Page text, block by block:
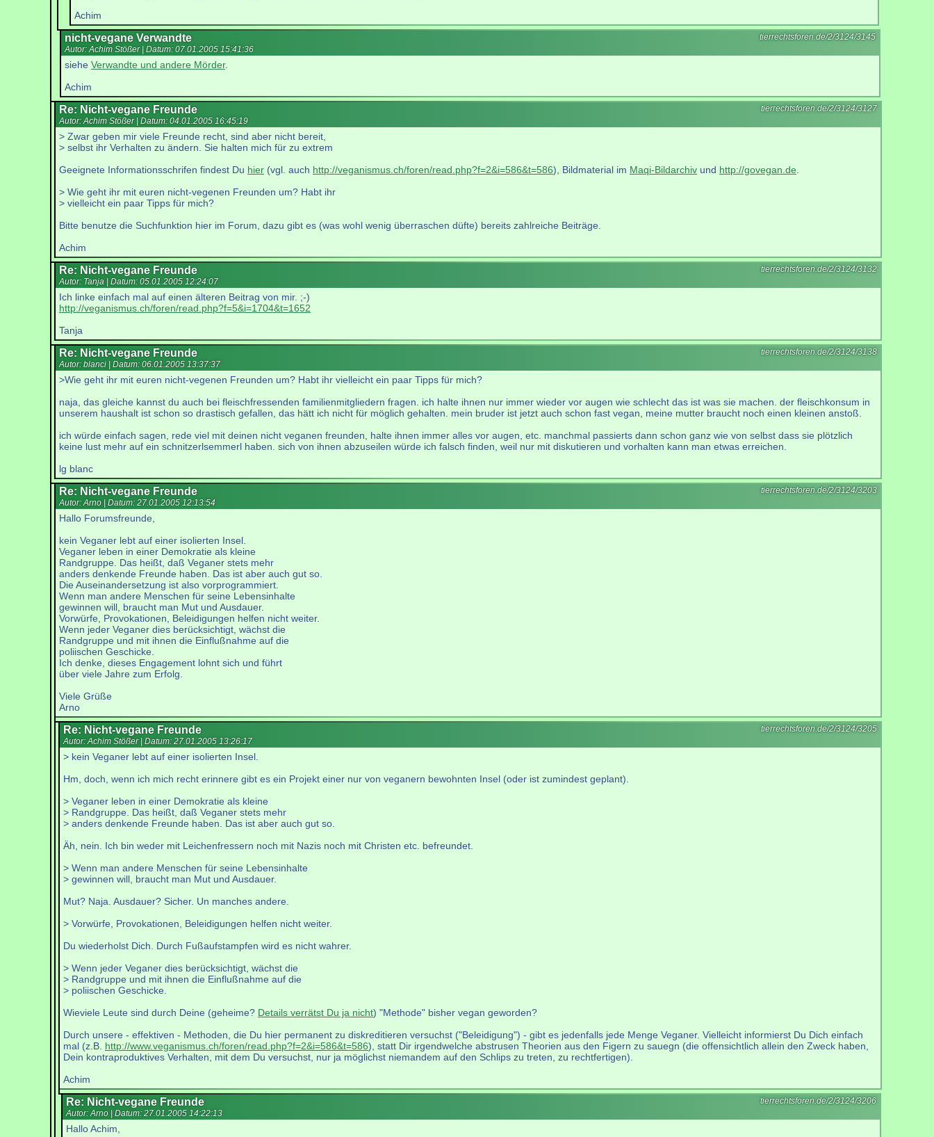
Achim
tierrechtsforen.de/2/3124/3145
nicht-vegane Verwandte
Autor: Achim Stößer | Datum: 07.01.2005 15:41:36
siehe Verwandte und andere Mörder.
Achim
tierrechtsforen.de/2/3124/3127
Re: Nicht-vegane Freunde
Autor: Achim Stößer | Datum: 04.01.2005 16:45:19
> Zwar geben mir viele Freunde recht, sind aber nicht bereit,
> selbst ihr Verhalten zu ändern. Sie halten mich für zu extrem
Geeignete Informationsschrifen findest Du hier (vgl. auch http://veganismus.ch/foren/read.php?f=2&i=586&t=586), Bildmaterial im Maqi-Bildarchiv und http://govegan.de
> Wie geht ihr mit euren nicht-vegenen Freunden um? Habt ihr
> vielleicht ein paar Tipps für mich?
Bitte benutze die Suchfunktion hier im Forum, dazu gibt es (was wohl wenig überraschen düfte) bereits zahlreiche Beiträge.
Achim
tierrechtsforen.de/2/3124/3132
Re: Nicht-vegane Freunde
Autor: Tanja | Datum: 05.01.2005 12:24:07
Ich linke einfach mal auf einen älteren Beitrag von mir. ;-)
http://veganismus.ch/foren/read.php?f=5&i=1704&t=1652
Tanja
tierrechtsforen.de/2/3124/3138
Re: Nicht-vegane Freunde
Autor: blanci | Datum: 06.01.2005 13:37:37
>Wie geht ihr mit euren nicht-vegenen Freunden um? Habt ihr vielleicht ein paar Tipps für mich?
naja, das gleiche kannst du auch bei fleischfressenden familienmitgliedern fragen. ich halte ihnen nur immer wieder vor augen wie schlecht das ist was sie machen. der fleischkonsum in
unserem haushalt ist schon so drastisch gefallen, das hätt ich nicht für möglich gehalten. mein bruder ist jetzt auch schon fast vegan, meine mutter braucht noch einen kleinen anstoß.
ich würde einfach sagen, rede viel mit deinen nicht veganen freunden, halte ihnen immer alles vor augen, etc. manchmal passierts dann schon ganz wie von selbst dass sie plötzlich
keine lust mehr auf ein schnitzerlsemmerl haben. sich von ihnen abzuseilen würde ich falsch finden, weil nur mit diskutieren und vorhalten kann man etwas erreichen.
lg blanc
tierrechtsforen.de/2/3124/3203
Re: Nicht-vegane Freunde
Autor: Arno | Datum: 27.01.2005 12:13:54
Hallo Forumsfreunde,
kein Veganer lebt auf einer isolierten Insel.
Veganer leben in einer Demokratie als kleine
Randgruppe. Das heißt, daß Veganer stets mehr
anders denkende Freunde haben. Das ist aber auch gut so.
Die Auseinandersetzung ist also vorprogrammiert.
Wenn man andere Menschen für seine Lebensinhalte
gewinnen will, braucht man Mut und Ausdauer.
Vorwürfe, Provokationen, Beleidigungen helfen nicht weiter.
Wenn jeder Veganer dies berücksichtigt, wächst die
Randgruppe und mit ihnen die Einflußnahme auf die
poliischen Geschicke.
Ich denke, dieses Engagement lohnt sich und führt
über viele Jahre zum Erfolg.
Viele Grüße
Arno
tierrechtsforen.de/2/3124/3205
Re: Nicht-vegane Freunde
Autor: Achim Stößer | Datum: 27.01.2005 13:26:17
> kein Veganer lebt auf einer isolierten Insel.
Hm, doch, wenn ich mich recht erinnere gibt es ein Projekt einer nur von veganern bewohnten Insel (oder ist zumindest geplant).
> Veganer leben in einer Demokratie als kleine
> Randgruppe. Das heißt, daß Veganer stets mehr
> anders denkende Freunde haben. Das ist aber auch gut so.
Äh, nein. Ich bin weder mit Leichenfressern noch mit Nazis noch mit Christen etc. befreundet.
> Wenn man andere Menschen für seine Lebensinhalte
> gewinnen will, braucht man Mut und Ausdauer.
Mut? Naja. Ausdauer? Sicher. Un manches andere.
> Vorwürfe, Provokationen, Beleidigungen helfen nicht weiter.
Du wiederholst Dich. Durch Fußaufstampfen wird es nicht wahrer.
> Wenn jeder Veganer dies berücksichtigt, wächst die
> Randgruppe und mit ihnen die Einflußnahme auf die
> poliischen Geschicke.
Wieviele Leute sind durch Deine (geheime? Details verrätst Du ja nicht) "Methode" bisher vegan geworden?
Durch unsere - effektiven - Methoden, die Du hier permanent zu diskreditieren versuchst ("Beleidigung") - gibt es jedenfalls jede Menge Veganer. Vielleicht informierst Du Dich einfach
mal (z.B. http://www.veganismus.ch/foren/read.php?f=2&i=586&t=586), statt Dir irgendwelche abstrusen Theorien aus den Figern zu sauegn (die offensichtlich allein den Zweck haben,
Dein kontraproduktives Verhalten, mit dem Du versuchst, nur ja möglichst niemandem auf den Schlips zu treten, zu rechtfertigen).
Achim
tierrechtsforen.de/2/3124/3206
Re: Nicht-vegane Freunde
Autor: Arno | Datum: 27.01.2005 14:22:13
Hallo Achim,